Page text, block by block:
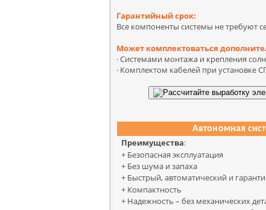
Гарантийный срок:
Все компоненты системы не требуют
Может комплектоваться
· Системами монтажа и крепления
· Комплектом кабелей при установке
Автономная
Преимущества:
+ Безопасная эксплуатация
+ Без шума и запаха
+ Быстрый, автоматический и
+ Компактность
+ Надежность – без механических